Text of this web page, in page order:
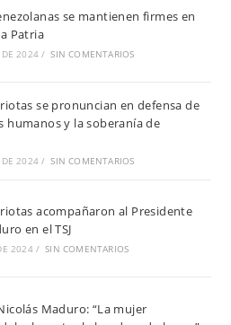
se mantienen firmes en
Patria
DE 2024 / SIN COMENTARIOS
se pronuncian en defensa de
humanos y la soberanía de
DE 2024 / SIN COMENTARIOS
acompañaron al Presidente
en el TSJ
2024 / SIN COMENTARIOS
Maduro: “La mujer